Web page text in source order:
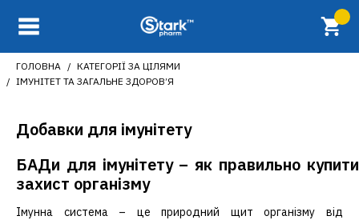
ГОЛОВНА
КАТЕГОРІЇ ЗА ЦІЛЯМИ
ІМУНІТЕТ ТА ЗАГАЛЬНЕ ЗДОРОВ’Я
Добавки для імунітету
БАДи для імунітету – як правильно купити
захист організму
Імунна система – це природний щит організму від